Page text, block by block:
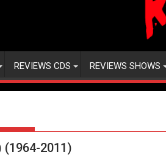
REVIEWS CDS REVIEWS SHOWS
(1964-2011)